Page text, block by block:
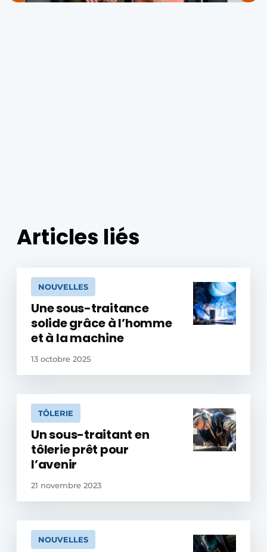
Articles liés
NOUVELLES
Une sous-traitance
solide grâce à l’homme
et à la machine
13 octobre 2025
TÔLERIE
Un sous-traitant en
tôlerie prêt pour
l’avenir
21 novembre 2023
NOUVELLES